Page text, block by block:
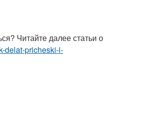
Читайте далее статьи о
delat-pricheski-i-